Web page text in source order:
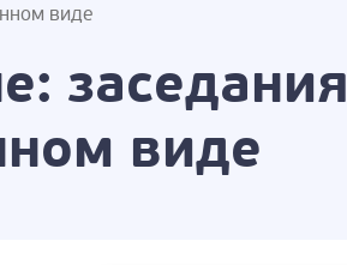
виде
заседания
виде